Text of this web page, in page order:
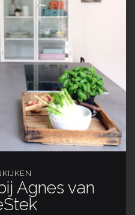
Agnes van